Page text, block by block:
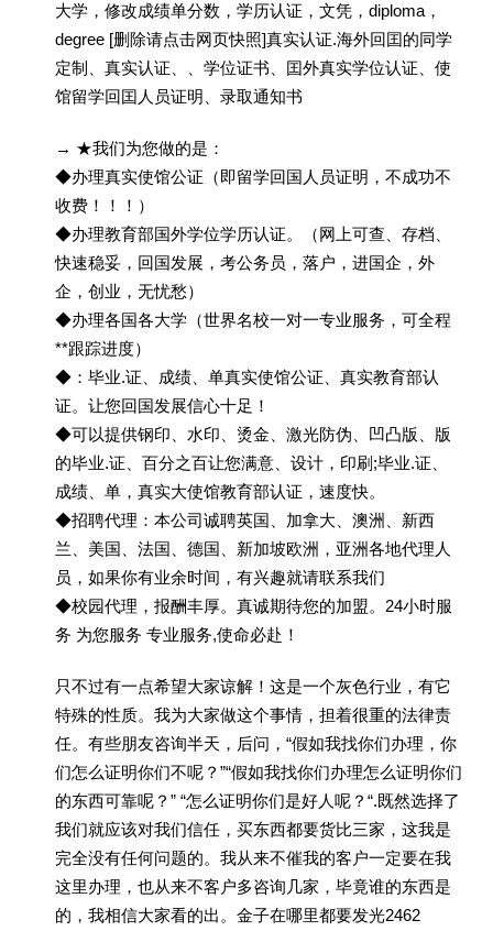
大学，修改成绩单分数，学历认证，文凭，diploma，
degree [删除请点击网页快照]真实认证.海外回囯的同学
定制、真实认证、、学位证书、囯外真实学位认证、使
馆留学回囯人员证明、录取通知书
→ ★我们为您做的是：
◆办理真实使馆公证（即留学回国人员证明，不成功不
收费！！！）
◆办理教育部国外学位学历认证。（网上可查、存档、
快速稳妥，回国发展，考公务员，落户，进国企，外
企，创业，无忧愁）
◆办理各国各大学（世界名校一对一专业服务，可全程
**跟踪进度）
◆：毕业.证、成绩、单真实使馆公证、真实教育部认
证。让您回国发展信心十足！
◆可以提供钢印、水印、烫金、激光防伪、凹凸版、版
的毕业.证、百分之百让您满意、设计，印刷;毕业.证、
成绩、单，真实大使馆教育部认证，速度快。
◆招聘代理：本公司诚聘英国、加拿大、澳洲、新西
兰、美国、法国、德国、新加坡欧洲，亚洲各地代理人
员，如果你有业余时间，有兴趣就请联系我们
◆校园代理，报酬丰厚。真诚期待您的加盟。24小时服
务 为您服务 专业服务,使命必赴！
只不过有一点希望大家谅解！这是一个灰色行业，有它
特殊的性质。我为大家做这个事情，担着很重的法律责
任。有些朋友咨询半天，后问，“假如我找你们办理，你
们怎么证明你们不呢？”“假如我找你们办理怎么证明你们
的东西可靠呢？” “怎么证明你们是好人呢？“.既然选择了
我们就应该对我们信任，买东西都要货比三家，这我是
完全没有任何问题的。我从来不催我的客户一定要在我
这里办理，也从来不客户多咨询几家，毕竟谁的东西是
的，我相信大家看的出。金子在哪里都要发光2462